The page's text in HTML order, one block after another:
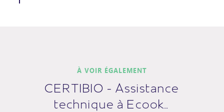
À VOIR ÉGALEMENT
CERTIBIO - Assistance
technique à Ecook…